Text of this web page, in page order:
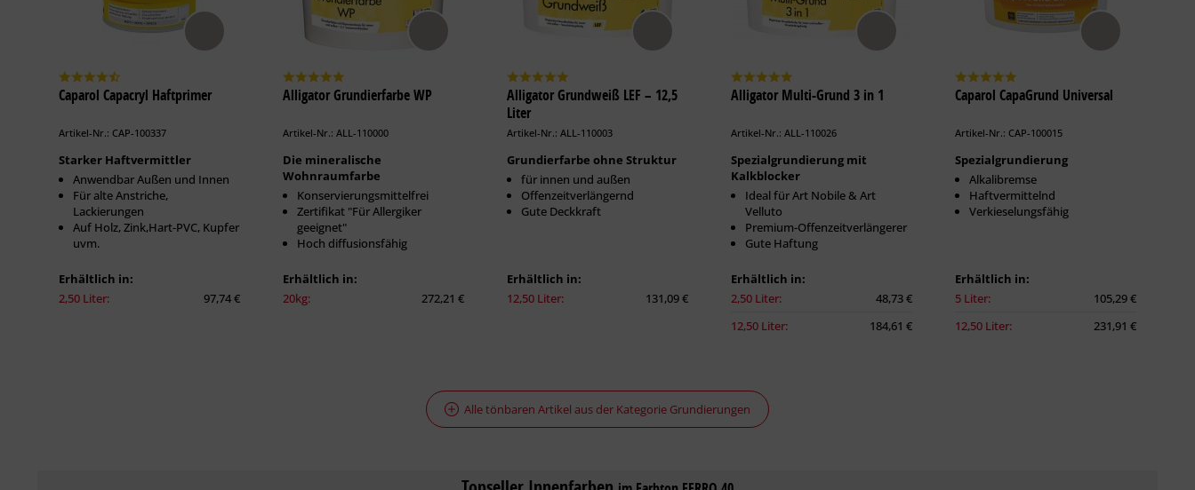
Caparol Capacryl Haftprimer
Artikel-Nr.: CAP-100337
Starker Haftvermittler
Anwendbar Außen und Innen
Für alte Anstriche,
Lackierungen
Auf Holz, Zink,Hart-PVC, Kupfer
uvm.
Erhältlich in:
2,50 Liter:
97,74 €
Alligator Grundierfarbe WP
Artikel-Nr.: ALL-110000
Die mineralische
Wohnraumfarbe
Konservierungsmittelfrei
Zertifikat "Für Allergiker
geeignet"
Hoch diffusionsfähig
Erhältlich in:
20kg:
272,21 €
Alligator Grundweiß LEF – 12,5
Liter
Artikel-Nr.: ALL-110003
Grundierfarbe ohne Struktur
für innen und außen
Offenzeitverlängernd
Gute Deckkraft
Erhältlich in:
12,50 Liter:
131,09 €
Alligator Multi-Grund 3 in 1
Artikel-Nr.: ALL-110026
Spezialgrundierung mit
Kalkblocker
Ideal für Art Nobile & Art
Velluto
Premium-Offenzeitverlängerer
Gute Haftung
Erhältlich in:
2,50 Liter:
48,73 €
12,50 Liter:
184,61 €
Caparol CapaGrund Universal
Artikel-Nr.: CAP-100015
Spezialgrundierung
Alkalibremse
Haftvermittelnd
Verkieselungsfähig
Erhältlich in:
5 Liter:
105,29 €
12,50 Liter:
231,91 €
Alle tönbaren Artikel aus der Kategorie Grundierungen